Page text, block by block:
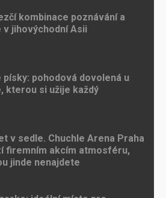
kombinace poznávání a
v jihovýchodní Asii
písky: pohodová dovolená u
kterou si užije každý
v sedle. Chuchle Arena Praha
firemním akcím atmosféru,
jinde nenajdete